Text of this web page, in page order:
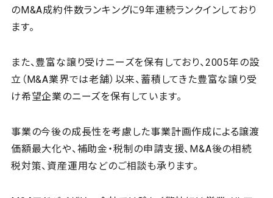
のM&A成約件数ランキングに9年連続ランクインしており
ます。
また、豊富な譲り受けニーズを保有しており、2005年の設
立（M&A業界では老舗）以来、蓄積してきた豊富な譲り受
け希望企業のニーズを保有しています。
事業の今後の成長性を考慮した事業計画作成による譲渡
価額最大化や、補助金・税制の申請支援、M&A後の相続
税対策、資産運用などのご相談も承ります。